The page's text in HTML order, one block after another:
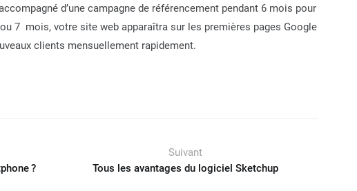
d’une campagne de référencement pendant 6 mois pour
7 mois, votre site web apparaîtra sur les premières pages Google
clients mensuellement rapidement.
?
Suivant
Tous les avantages du logiciel Sketchup